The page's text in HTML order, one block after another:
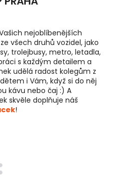
nejoblíbenějších
všech druhů vozidel, jako
trolejbusy, metro, letadla,
s každým detailem a
udělá radost kolegům z
i Vám, když si do něj
kávu nebo čaj :) A
skvěle doplňuje náš
!